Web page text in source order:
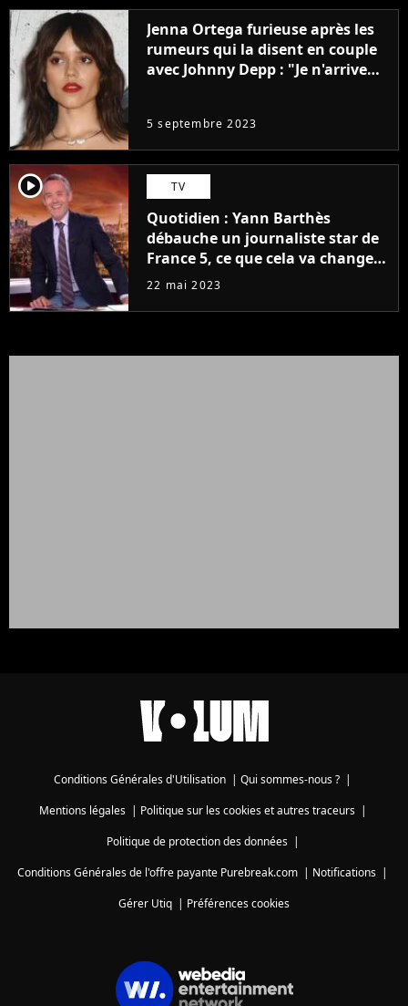
Jenna Ortega furieuse après les
rumeurs qui la disent en couple
avec Johnny Depp : "Je n'arrive
5 septembre 2023
player2 TV
Quotidien : Yann Barthès
débauche un journaliste star de
France 5, ce que cela va changer
à la rentrée
22 mai 2023
Conditions Générales d'Utilisation | Qui sommes-nous ? |
Mentions légales| Politique sur les cookies et autres traceurs|
Politique de protection des données|
Conditions Générales de l'offre payante Purebreak.com | Notifications |
Gérer Utiq | Préférences cookies